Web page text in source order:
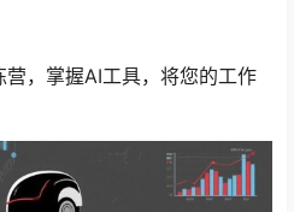
，掌握AI工具，将您的工作